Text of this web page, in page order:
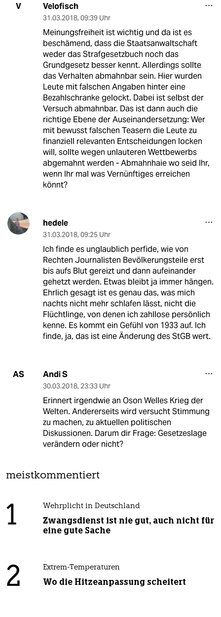
V Velofisch
31.03.2018, 09:39 Uhr
Meinungsfreiheit ist wichtig und da ist es
beschämend, dass die Staatsanwaltschaft
weder das Strafgesetzbuch noch das
Grundgesetz besser kennt. Allerdings sollte
das Verhalten abmahnbar sein. Hier wurden
Leute mit falschen Angaben hinter eine
Bezahlschranke gelockt. Dabei ist selbst der
Versuch abmahnbar. Das ist dann auch die
richtige Ebene der Auseinandersetzung: Wer
mit bewusst falschen Teasern die Leute zu
finanziell relevanten Entscheidungen locken
will, sollte wegen unlauteren Wettbewerbs
abgemahnt werden - Abmahnhaie wo seid Ihr,
wenn Ihr mal was Vernünftiges erreichen
könnt?
hedele
31.03.2018, 09:25 Uhr
Ich finde es unglaublich perfide, wie von
Rechten Journalisten Bevölkerungsteile erst
bis aufs Blut gereizt und dann aufeinander
gehetzt werden. Etwas bleibt ja immer hängen.
Ehrlich gesagt ist es genau das, was mich
nachts nicht mehr schlafen lässt, nicht die
Flüchtlinge, von denen ich zahllose persönlich
kenne. Es kommt ein Gefühl von 1933 auf. Ich
finde, ja, das ist eine Änderung des StGB wert.
AS Andi S
30.03.2018, 23:33 Uhr
Erinnert irgendwie an Oson Welles Krieg der
Welten. Andererseits wird versucht Stimmung
zu machen, zu aktuellen politischen
Diskussionen. Darum dir Frage: Gesetzeslage
verändern oder nicht?
meistkommentiert
1 Wehrplicht in Deutschland
Zwangsdienst ist nie gut, auch nicht für
eine gute Sache
2 Extrem-Temperaturen
Wo die Hitzeanpassung scheitert